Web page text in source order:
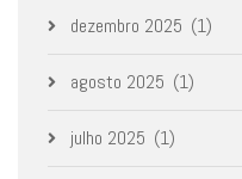
dezembro 2025 (1)
agosto 2025 (1)
julho 2025 (1)